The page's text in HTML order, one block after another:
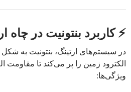
⚡ کاربرد بنتونیت در چاه
در سیستم‌های ارتینگ، بنتونیت به شکل
الکترود زمین را پر می‌کند تا مقاومت
ویژگی‌ها: